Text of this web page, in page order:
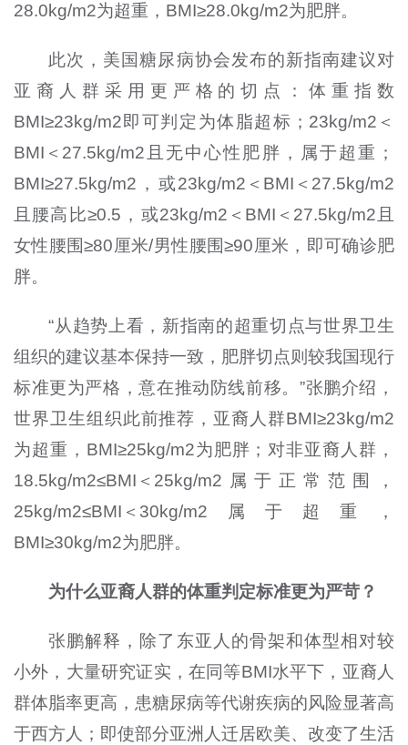
28.0kg/m2为超重，BMI≥28.0kg/m2为肥胖。
此次，美国糖尿病协会发布的新指南建议对
亚裔人群采用更严格的切点：体重指数
BMI≥23kg/m2即可判定为体脂超标；23kg/m2＜
BMI＜27.5kg/m2且无中心性肥胖，属于超重；
BMI≥27.5kg/m2，或23kg/m2＜BMI＜27.5kg/m2
且腰高比≥0.5，或23kg/m2＜BMI＜27.5kg/m2且
女性腰围≥80厘米/男性腰围≥90厘米，即可确诊肥
胖。
“从趋势上看，新指南的超重切点与世界卫生
组织的建议基本保持一致，肥胖切点则较我国现行
标准更为严格，意在推动防线前移。”张鹏介绍，
世界卫生组织此前推荐，亚裔人群BMI≥23kg/m2
为超重，BMI≥25kg/m2为肥胖；对非亚裔人群，
18.5kg/m2≤BMI＜25kg/m2属于正常范围，
25kg/m2≤BMI＜30kg/m2属于超重，
BMI≥30kg/m2为肥胖。
为什么亚裔人群的体重判定标准更为严苛？
张鹏解释，除了东亚人的骨架和体型相对较
小外，大量研究证实，在同等BMI水平下，亚裔人
群体脂率更高，患糖尿病等代谢疾病的风险显著高
于西方人；即使部分亚洲人迁居欧美、改变了生活